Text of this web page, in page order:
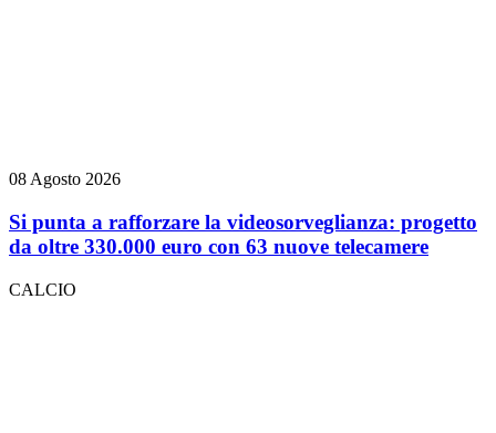
08 Agosto 2026
Si punta a rafforzare la videosorveglianza: progetto
da oltre 330.000 euro con 63 nuove telecamere
CALCIO